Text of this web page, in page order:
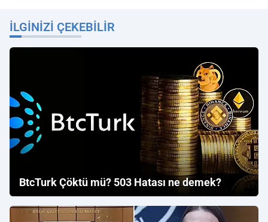
İLGINIZI ÇEKEBILIR
BtcTurk Çöktü mü? 503 Hatası ne demek?